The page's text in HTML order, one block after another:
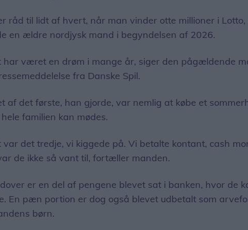
råd til lidt af hvert, når man vinder otte millioner i Lotto,
en ældre nordjysk mand i begyndelsen af 2026.
har været en drøm i mange år, siger den pågældende
fra Danske Spil.
af det første, han gjorde, var nemlig at købe et
familien kan mødes.
var det tredje, vi kiggede på. Vi betalte kontant, cash
de ikke så vant til, fortæller manden.
er en del af pengene blevet sat i banken, hvor de
En pæn portion er dog også blevet udbetalt som
børn.